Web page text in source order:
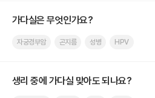
가다실은 무엇인가요?
자궁경부암 곤지름 성병 HPV
생리 중에 가다실 맞아도 되나요?